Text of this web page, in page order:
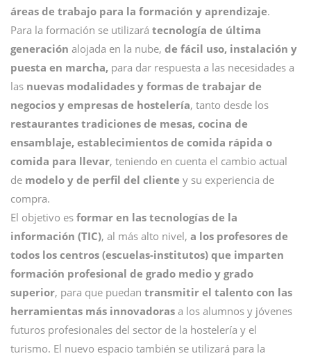
áreas de trabajo para la formación y aprendizaje.
Para la formación se utilizará tecnología de última
generación alojada en la nube, de fácil uso, instalación y
puesta en marcha, para dar respuesta a las necesidades a
las nuevas modalidades y formas de trabajar de
negocios y empresas de hostelería, tanto desde los
restaurantes tradiciones de mesas, cocina de
ensamblaje, establecimientos de comida rápida o
comida para llevar, teniendo en cuenta el cambio actual
de modelo y de perfil del cliente y su experiencia de
compra.
El objetivo es formar en las tecnologías de la
información (TIC), al más alto nivel, a los profesores de
todos los centros (escuelas-institutos) que imparten
formación profesional de grado medio y grado
superior, para que puedan transmitir el talento con las
herramientas más innovadoras a los alumnos y jóvenes
futuros profesionales del sector de la hostelería y el
turismo. El nuevo espacio también se utilizará para la